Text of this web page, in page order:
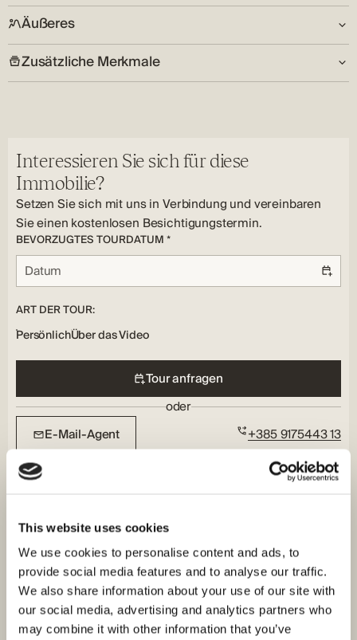
This website uses cookies
We use cookies to personalise content and ads, to
provide social media features and to analyse our traffic.
We also share information about your use of our site with
our social media, advertising and analytics partners who
may combine it with other information that you’ve
Parken im Freien
Versorgungsunternehmen:
Elektrizität, Wasser, Internet
Bodenbelag Typ:
Ja
Schlüssel im Besitz:
Nein
Anzahl der Schlafzimmer:
3
Wohnzimmer:
Äußeres
Pool Typ:
Zusätzliche Merkmale
Freibad, Speisesaal
Interessieren Sie sich für diese
Immobilie?
Setzen Sie sich mit uns in Verbindung und vereinbaren
Sie einen kostenlosen Besichtigungstermin.
BEVORZUGTES TOURDATUM *
ART DER TOUR:
PersönlichÜber das Video
Tour anfragen
oder
E-Mail-Agent
+385 9175443 13